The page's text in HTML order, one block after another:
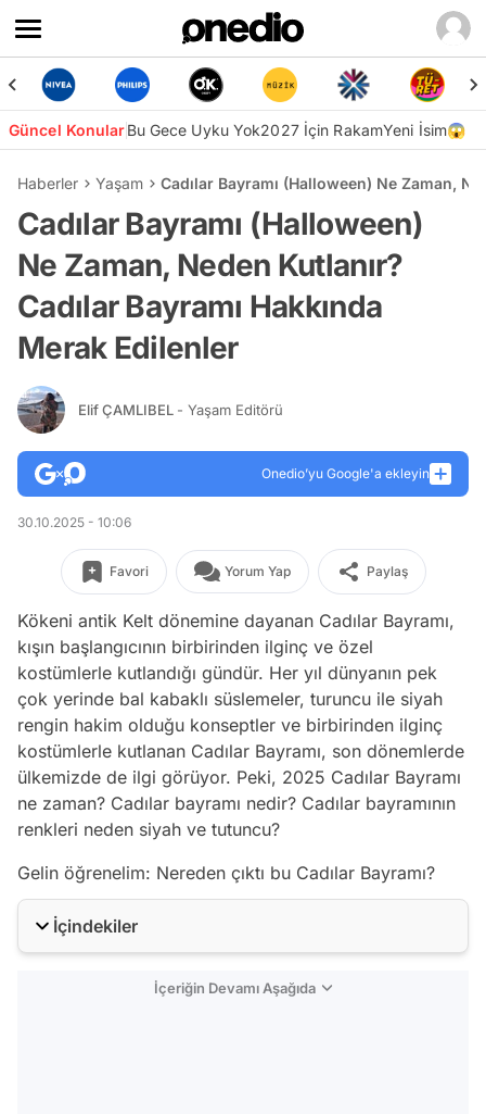
Güncel KonularBu Gece Uyku Yok2027 İçin RakamYeni İsim😱
Haberler Yaşam Cadılar Bayramı (Halloween) Ne Zaman,
Cadılar Bayramı (Halloween)
Ne Zaman, Neden Kutlanır?
Cadılar Bayramı Hakkında
Merak Edilenler
Elif ÇAMLIBEL - Yaşam Editörü
Onedio’yu Google'a ekleyin
30.10.2025 - 10:06
Favori Yorum Yap Paylaş
Kökeni antik Kelt dönemine dayanan Cadılar Bayramı,
kışın başlangıcının birbirinden ilginç ve özel
kostümlerle kutlandığı gündür. Her yıl dünyanın pek
çok yerinde bal kabaklı süslemeler, turuncu ile siyah
rengin hakim olduğu konseptler ve birbirinden ilginç
kostümlerle kutlanan Cadılar Bayramı, son dönemlerde
ülkemizde de ilgi görüyor. Peki, 2025 Cadılar Bayramı
ne zaman? Cadılar bayramı nedir? Cadılar bayramının
renkleri neden siyah ve tutuncu?
Gelin öğrenelim: Nereden çıktı bu Cadılar Bayramı?
İçindekiler
İçeriğin Devamı Aşağıda